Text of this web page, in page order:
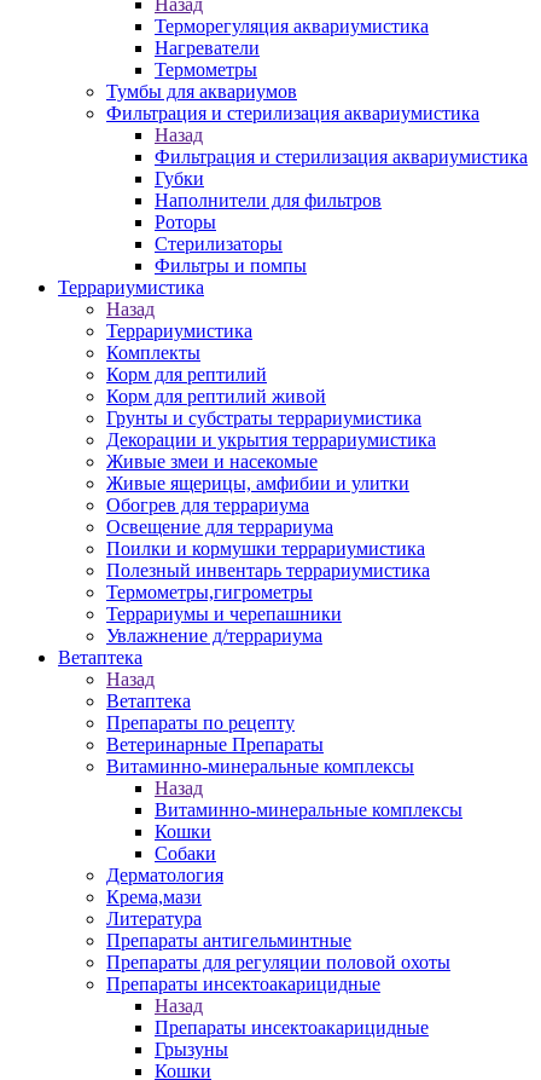
Назад
Терморегуляция аквариумистика
Нагреватели
Термометры
Тумбы для аквариумов
Фильтрация и стерилизация аквариумистика
Назад
Фильтрация и стерилизация аквариумистика
Губки
Наполнители для фильтров
Роторы
Стерилизаторы
Фильтры и помпы
Террариумистика
Назад
Террариумистика
Комплекты
Корм для рептилий
Корм для рептилий живой
Грунты и субстраты террариумистика
Декорации и укрытия террариумистика
Живые змеи и насекомые
Живые ящерицы, амфибии и улитки
Обогрев для террариума
Освещение для террариума
Поилки и кормушки террариумистика
Полезный инвентарь террариумистика
Термометры,гигрометры
Террариумы и черепашники
Увлажнение д/террариума
Ветаптека
Назад
Ветаптека
Препараты по рецепту
Ветеринарные Препараты
Витаминно-минеральные комплексы
Назад
Витаминно-минеральные комплексы
Кошки
Собаки
Дерматология
Крема,мази
Литература
Препараты антигельминтные
Препараты для регуляции половой охоты
Препараты инсектоакарицидные
Назад
Препараты инсектоакарицидные
Грызуны
Кошки